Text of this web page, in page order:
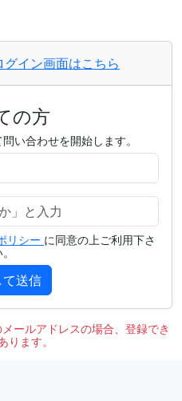
イン画面はこちら
の方
い合わせを開始します。
リシー に同意の上ご利用下さ
送信
ールアドレスの場合、登録でき
ります。